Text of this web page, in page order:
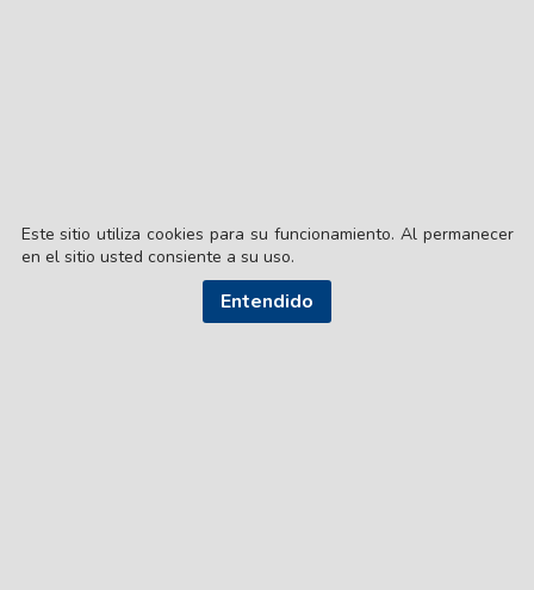
Este sitio utiliza cookies para su funcionamiento. Al permanecer
en el sitio usted consiente a su uso.
Entendido